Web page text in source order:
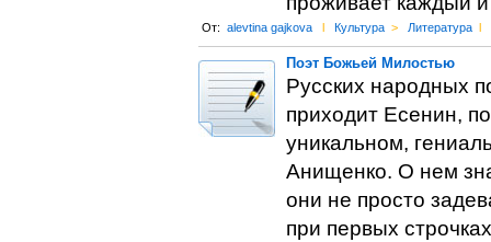
От: alevtina gajkova l Культура > Литература l
Поэт Божьей Милостью
Русских народных
приходит Есенин,
уникальном,
Анищенко. О нем
они не просто
при первых